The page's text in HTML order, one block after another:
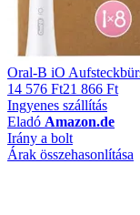
Oral-B iO
14 576 Ft21 866 Ft
Ingyenes szállítás
Eladó Amazon.de
Irány a bolt
Árak összehasonlítása